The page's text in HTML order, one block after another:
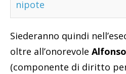
nipote
Siederanno quindi
oltre all’onorevole
(componente di diritto